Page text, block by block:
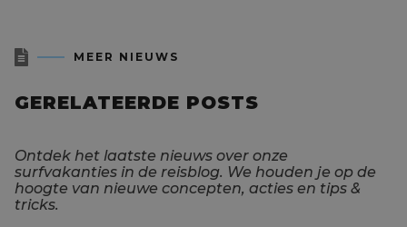
 MEER NIEUWS
GERELATEERDE POSTS
Ontdek het laatste nieuws over onze
surfvakanties in de reisblog. We houden je op de
hoogte van nieuwe concepten, acties en tips &
tricks.